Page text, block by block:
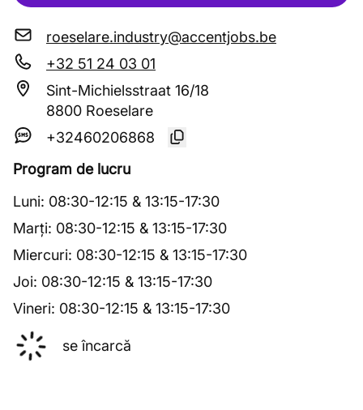
roeselare.industry@accentjobs.be
+32 51 24 03 01
Sint-Michielsstraat 16/18
8800 Roeselare
+32460206868
Program de lucru
Luni: 08:30-12:15 & 13:15-17:30
Marți: 08:30-12:15 & 13:15-17:30
Miercuri: 08:30-12:15 & 13:15-17:30
Joi: 08:30-12:15 & 13:15-17:30
Vineri: 08:30-12:15 & 13:15-17:30
se încarcă